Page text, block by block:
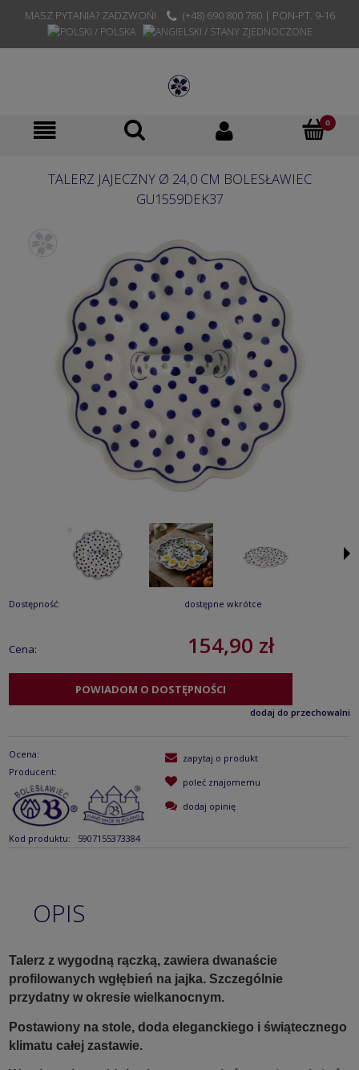
MASZ PYTANIA? ZADZWOŃ! (+48) 690 800 780 | PON-PT. 9-16
TALERZ JAJECZNY Ø 24,0 CM BOLESŁAWIEC
GU1559DEK37
Dostępność: dostępne wkrótce
Cena: 154,90 zł
POWIADOM O DOSTĘPNOŚCI
dodaj do przechowalni
Ocena:
Producent:
Kod produktu: 5907155373384
zapytaj o produkt
poleć znajomemu
dodaj opinię
OPIS
Talerz z wygodną rączką, zawiera dwanaście
profilowanych wgłębień na jajka. Szczególnie
przydatny w okresie wielkanocnym.
Postawiony na stole, doda eleganckiego i świątecznego
klimatu całej zastawie.